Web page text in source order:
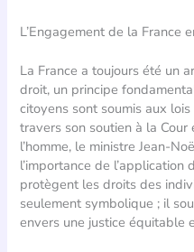
L’Engagement de la France
La France a toujours été un
droit, un principe
citoyens sont soumis aux
travers son soutien à la
l’homme, le ministre Jean-
l’importance de
protègent les droits des
seulement symbolique ; il
envers une justice équitable